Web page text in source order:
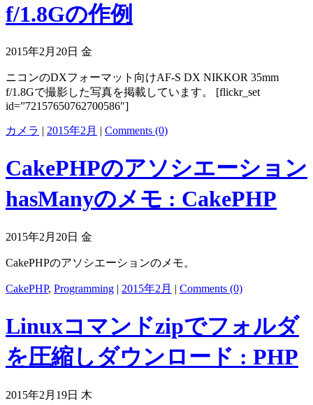
f/1.8Gの作例
2015年2月20日 金
ニコンのDXフォーマット向けAF-S DX NIKKOR 35mm
f/1.8Gで撮影した写真を掲載しています。 [flickr_set
id=”72157650762700586″]
カメラ | 2015年2月 | Comments (0)
CakePHPのアソシエーション
hasManyのメモ : CakePHP
2015年2月20日 金
CakePHPのアソシエーションのメモ。
CakePHP, Programming | 2015年2月 | Comments (0)
Linuxコマンドzipでフォルダ
を圧縮しダウンロード : PHP
2015年2月19日 木